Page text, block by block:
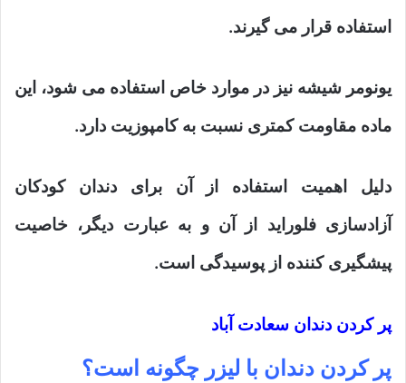
استفاده قرار می گیرند.
یونومر شیشه نیز در موارد خاص استفاده می شود، این
ماده مقاومت کمتری نسبت به کامپوزیت دارد.
دلیل اهمیت استفاده از آن برای دندان کودکان
آزادسازی فلوراید از آن و به عبارت دیگر، خاصیت
پیشگیری کننده از پوسیدگی است.
پر کردن دندان سعادت آباد
پر کردن دندان با لیزر چگونه است؟